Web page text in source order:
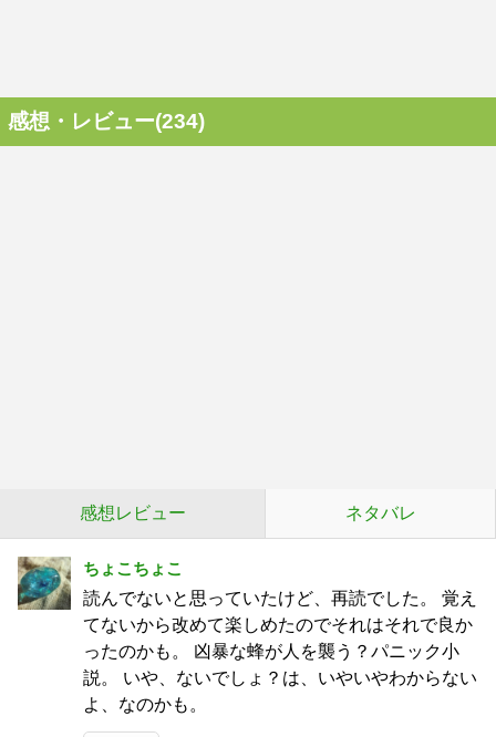
感想・レビュー(234)
感想レビュー ネタバレ
ちょこちょこ
読んでないと思っていたけど、再読でした。 覚え
てないから改めて楽しめたのでそれはそれで良か
ったのかも。 凶暴な蜂が人を襲う？パニック小
説。 いや、ないでしょ？は、いやいやわからない
よ、なのかも。